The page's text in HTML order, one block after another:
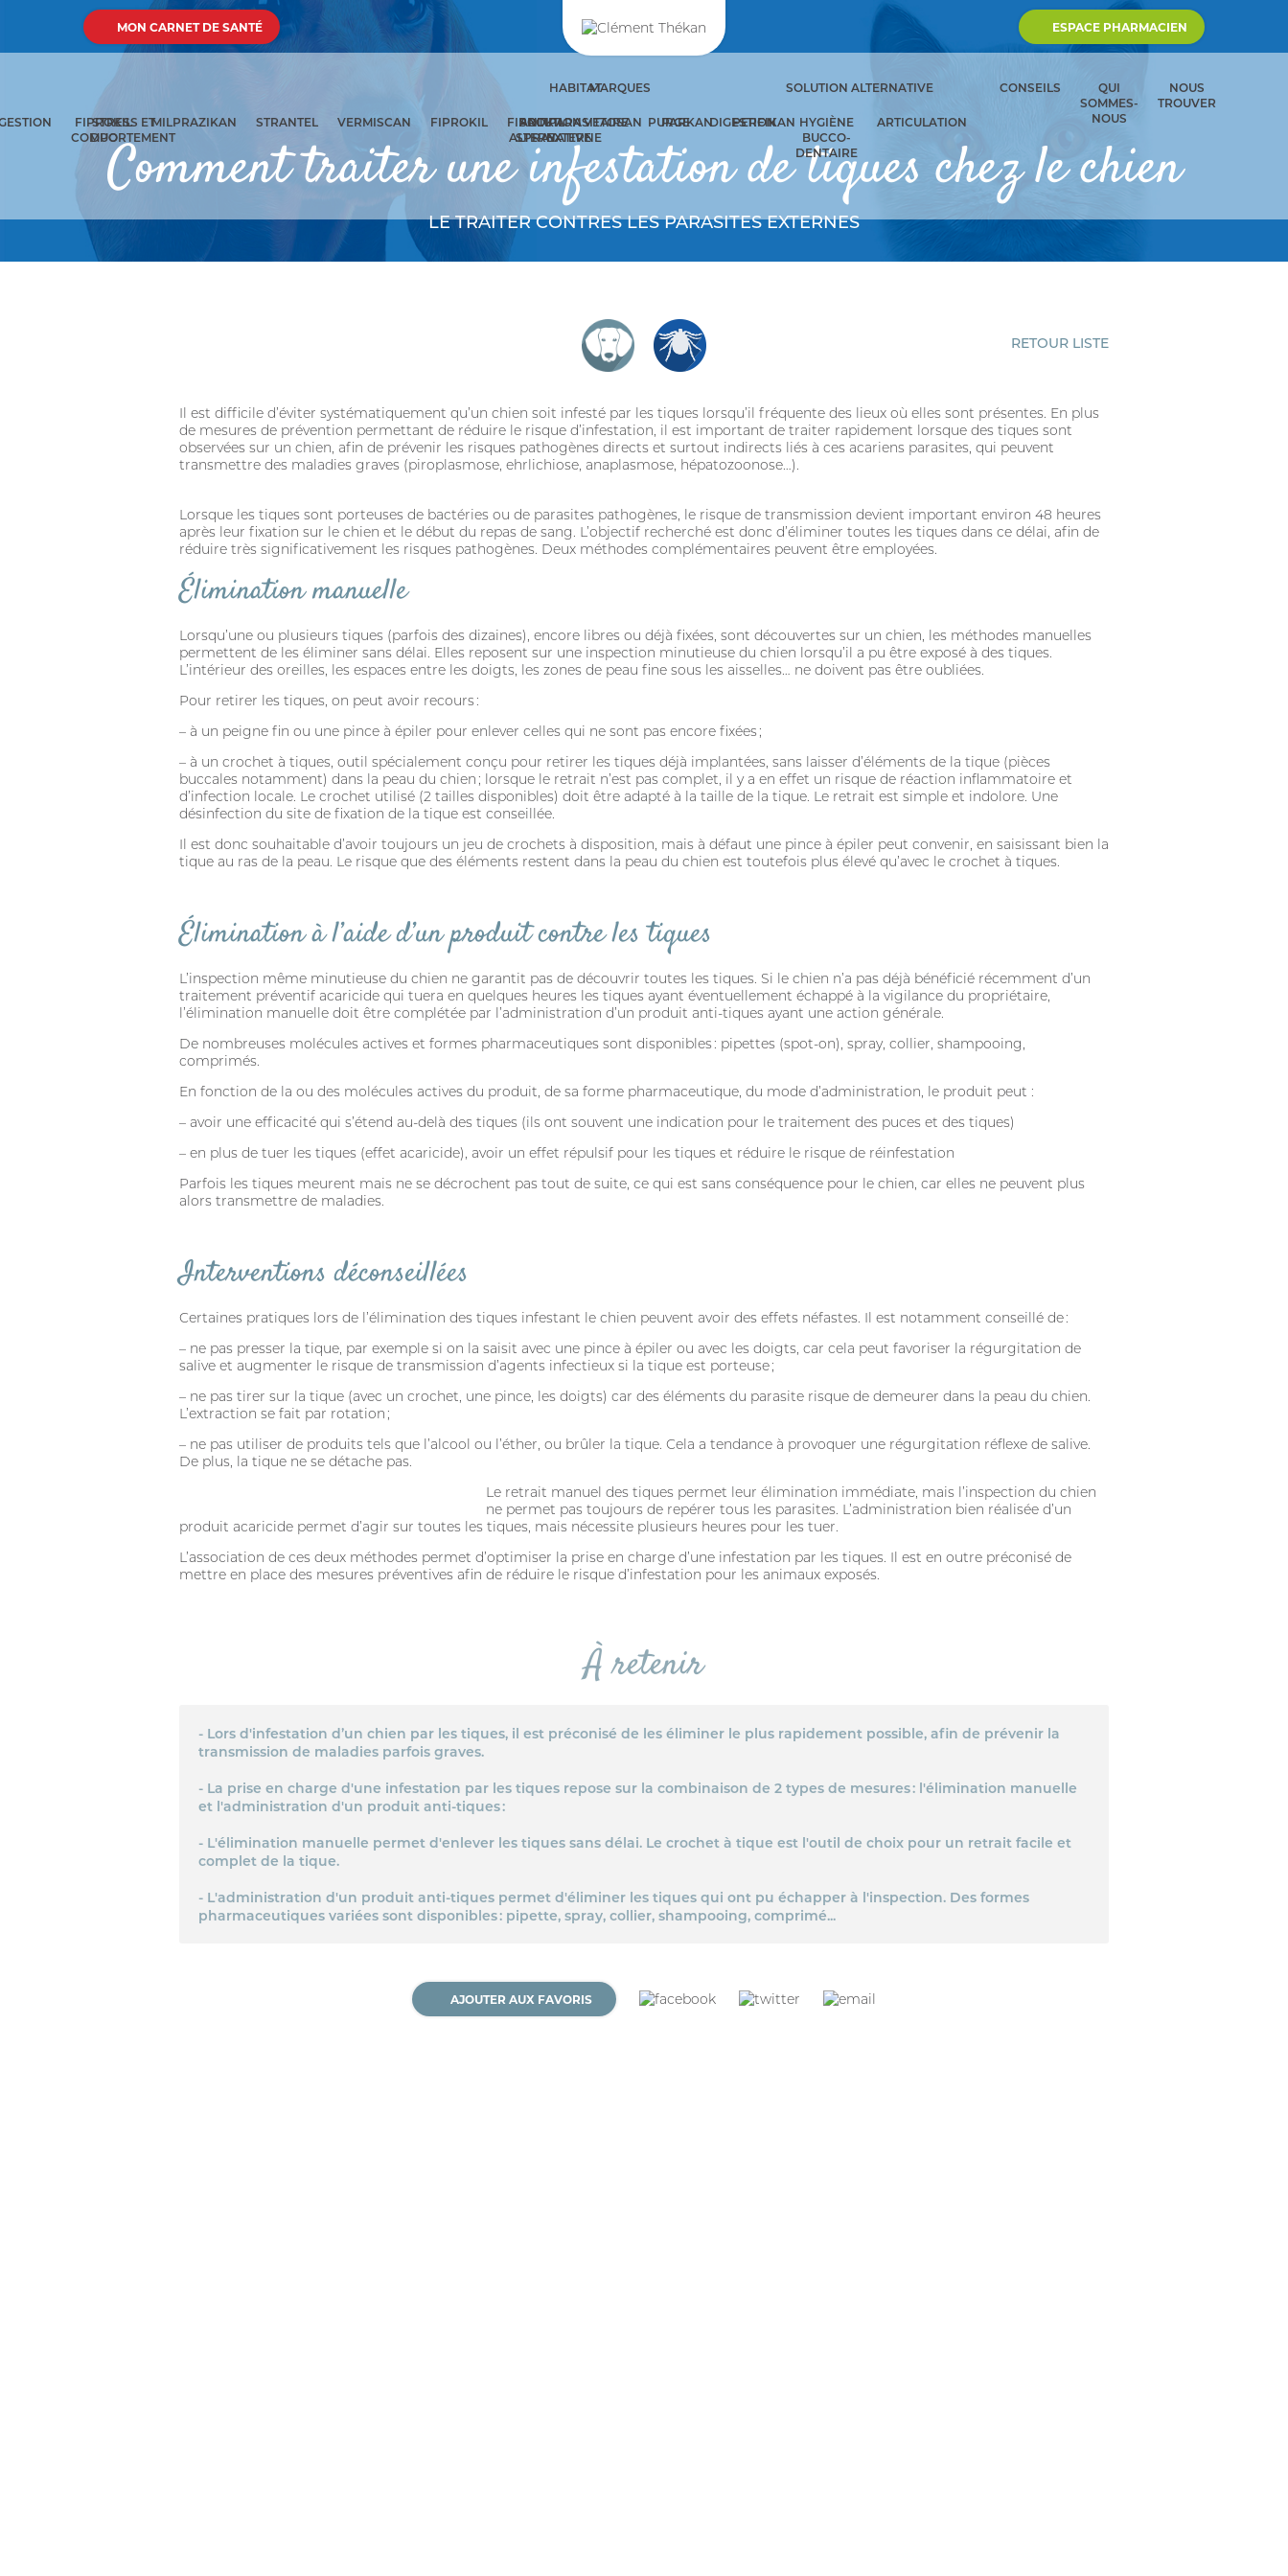
MON CARNET DE SANTÉ ESPACE PHARMACIEN
STRESS ET
COMPORTEMENT
HABITAT
SOLUTION
ALTERNATIVE
SOLUTION ALTERNATIVE
ANTIPARASITAIRE
EXTERNE
PURGE DIGESTION
HYGIÈNE
BUCCO-
DENTAIRE
ARTICULATION
MARQUES
FIPROKIL
DUO
MILPRAZIKAN STRANTEL VERMISCAN FIPROKIL
FIPROKIL
SPRAY
VETOSAN PARKAN PERFIKAN
CONSEILS
QUI
SOMMES-
NOUS
NOUS
TROUVER
Comment traiter une infestation de tiques chez le chien
LE TRAITER CONTRES LES PARASITES EXTERNES
RETOUR LISTE
Il est difficile d’éviter systématiquement qu’un chien soit infesté par les tiques lorsqu’il fréquente des lieux où elles sont présentes. En plus
de mesures de prévention permettant de réduire le risque d’infestation, il est important de traiter rapidement lorsque des tiques sont
observées sur un chien, afin de prévenir les risques pathogènes directs et surtout indirects liés à ces acariens parasites, qui peuvent
transmettre des maladies graves (piroplasmose, ehrlichiose, anaplasmose, hépatozoonose…).
Lorsque les tiques sont porteuses de bactéries ou de parasites pathogènes, le risque de transmission devient important environ 48 heures
après leur fixation sur le chien et le début du repas de sang. L’objectif recherché est donc d’éliminer toutes les tiques dans ce délai, afin de
réduire très significativement les risques pathogènes. Deux méthodes complémentaires peuvent être employées.
Élimination manuelle
Lorsqu’une ou plusieurs tiques (parfois des dizaines), encore libres ou déjà fixées, sont découvertes sur un chien, les méthodes manuelles
permettent de les éliminer sans délai. Elles reposent sur une inspection minutieuse du chien lorsqu’il a pu être exposé à des tiques.
L’intérieur des oreilles, les espaces entre les doigts, les zones de peau fine sous les aisselles… ne doivent pas être oubliées.
Pour retirer les tiques, on peut avoir recours :
– à un peigne fin ou une pince à épiler pour enlever celles qui ne sont pas encore fixées ;
– à un crochet à tiques, outil spécialement conçu pour retirer les tiques déjà implantées, sans laisser d’éléments de la tique (pièces
buccales notamment) dans la peau du chien ; lorsque le retrait n’est pas complet, il y a en effet un risque de réaction inflammatoire et
d’infection locale. Le crochet utilisé (2 tailles disponibles) doit être adapté à la taille de la tique. Le retrait est simple et indolore. Une
désinfection du site de fixation de la tique est conseillée.
Il est donc souhaitable d’avoir toujours un jeu de crochets à disposition, mais à défaut une pince à épiler peut convenir, en saisissant bien la
tique au ras de la peau. Le risque que des éléments restent dans la peau du chien est toutefois plus élevé qu’avec le crochet à tiques.
Élimination à l’aide d’un produit contre les tiques
L’inspection même minutieuse du chien ne garantit pas de découvrir toutes les tiques. Si le chien n’a pas déjà bénéficié récemment d’un
traitement préventif acaricide qui tuera en quelques heures les tiques ayant éventuellement échappé à la vigilance du propriétaire,
l’élimination manuelle doit être complétée par l’administration d’un produit anti-tiques ayant une action générale.
De nombreuses molécules actives et formes pharmaceutiques sont disponibles : pipettes (spot-on), spray, collier, shampooing,
comprimés.
En fonction de la ou des molécules actives du produit, de sa forme pharmaceutique, du mode d’administration, le produit peut :
– avoir une efficacité qui s’étend au-delà des tiques (ils ont souvent une indication pour le traitement des puces et des tiques)
– en plus de tuer les tiques (effet acaricide), avoir un effet répulsif pour les tiques et réduire le risque de réinfestation
Parfois les tiques meurent mais ne se décrochent pas tout de suite, ce qui est sans conséquence pour le chien, car elles ne peuvent plus
alors transmettre de maladies.
Interventions déconseillées
Certaines pratiques lors de l’élimination des tiques infestant le chien peuvent avoir des effets néfastes. Il est notamment conseillé de :
– ne pas presser la tique, par exemple si on la saisit avec une pince à épiler ou avec les doigts, car cela peut favoriser la régurgitation de
salive et augmenter le risque de transmission d’agents infectieux si la tique est porteuse ;
– ne pas tirer sur la tique (avec un crochet, une pince, les doigts) car des éléments du parasite risque de demeurer dans la peau du chien.
L’extraction se fait par rotation ;
– ne pas utiliser de produits tels que l’alcool ou l’éther, ou brûler la tique. Cela a tendance à provoquer une régurgitation réflexe de salive.
De plus, la tique ne se détache pas.
Le retrait manuel des tiques permet leur élimination immédiate, mais l’inspection du chien
ne permet pas toujours de repérer tous les parasites. L’administration bien réalisée d’un
produit acaricide permet d’agir sur toutes les tiques, mais nécessite plusieurs heures pour les tuer.
L’association de ces deux méthodes permet d’optimiser la prise en charge d’une infestation par les tiques. Il est en outre préconisé de
mettre en place des mesures préventives afin de réduire le risque d’infestation pour les animaux exposés.
À retenir
- Lors d'infestation d’un chien par les tiques, il est préconisé de les éliminer le plus rapidement possible, afin de prévenir la
transmission de maladies parfois graves.
- La prise en charge d'une infestation par les tiques repose sur la combinaison de 2 types de mesures : l'élimination manuelle
et l'administration d'un produit anti-tiques :
- L'élimination manuelle permet d'enlever les tiques sans délai. Le crochet à tique est l'outil de choix pour un retrait facile et
complet de la tique.
- L'administration d'un produit anti-tiques permet d'éliminer les tiques qui ont pu échapper à l'inspection. Des formes
pharmaceutiques variées sont disponibles : pipette, spray, collier, shampooing, comprimé...
AJOUTER AUX FAVORIS
CONNEXION
SE CONNECTER